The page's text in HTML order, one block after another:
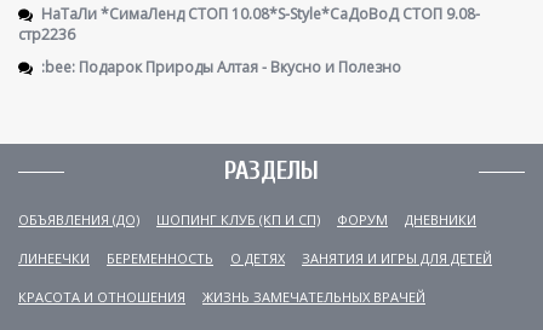
НаТаЛи *СимаЛенд СТОП 10.08*S-Style*СаДоВоД СТОП 9.08-
стр2236
:bee: Подарок Природы Алтая - Вкусно и Полезно
РАЗДЕЛЫ
ОБЪЯВЛЕНИЯ (ДО) ШОПИНГ КЛУБ (КП И СП) ФОРУМ ДНЕВНИКИ
ЛИНЕЕЧКИ БЕРЕМЕННОСТЬ О ДЕТЯХ ЗАНЯТИЯ И ИГРЫ ДЛЯ ДЕТЕЙ
КРАСОТА И ОТНОШЕНИЯ ЖИЗНЬ ЗАМЕЧАТЕЛЬНЫХ ВРАЧЕЙ